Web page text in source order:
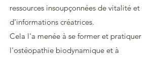
ressources insoupçonnées de vitalité et
d'informations créatrices.
Cela l'a menée à se former et pratiquer
l'ostéopathie biodynamique et à